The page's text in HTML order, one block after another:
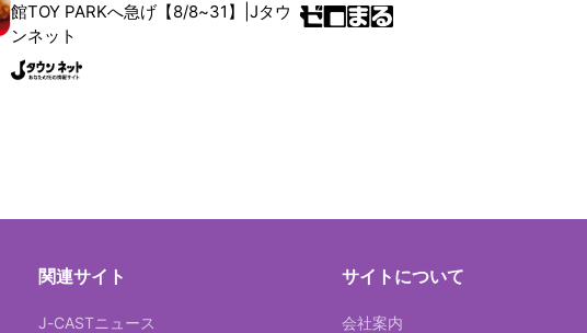
館TOY PARKへ急げ【8/8~31】|Jタウ
ンネット
関連サイト
J-CASTニュース
サイトについて
会社案内